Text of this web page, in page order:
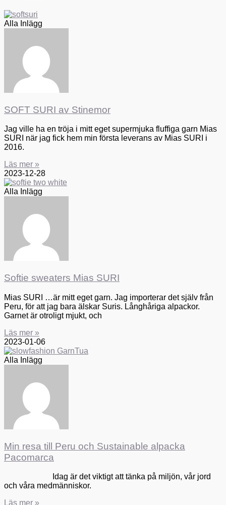
Alla Inlägg
SOFT SURI av Stinemor
Jag ville ha en tröja i mitt eget supermjuka fluffiga garn Mias
SURI när jag fick hem min första leverans av Mias SURI i
2016.
Läs mer »
2023-12-28
Alla Inlägg
Softie sweaters Mias SURI
Mias SURI …är mitt eget garn. Jag importerar det själv från
Peru, för att jag bara älskar Suris. Långhåriga alpackor.
Garnet är otroligt mjukt, och
Läs mer »
2023-01-06
Alla Inlägg
Min resa till Peru och Sustainable alpacka
Pacomarca
Idag är det viktigt att tänka på miljön, vår jord
och våra medmänniskor.
Läs mer »